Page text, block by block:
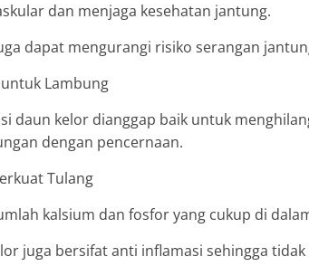
dan menjaga kesehatan jantung.
dapat mengurangi risiko serangan
Lambung
daun kelor dianggap baik untuk
dengan pencernaan.
Tulang
kalsium dan fosfor yang cukup di
juga bersifat anti inflamasi sehingga